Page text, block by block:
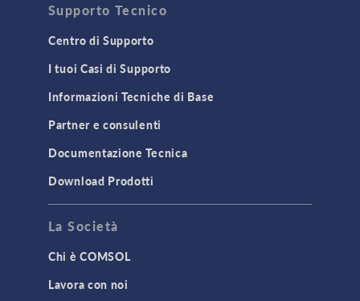
Supporto Tecnico
Centro di Supporto
I tuoi Casi di Supporto
Informazioni Tecniche di Base
Partner e consulenti
Documentazione Tecnica
Download Prodotti
La Società
Chi è COMSOL
Lavora con noi